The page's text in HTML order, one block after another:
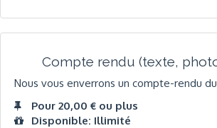
Compte rendu (texte,
Nous vous enverrons un compte-rendu
Pour 20,00 € ou plus
Disponible: Illimité